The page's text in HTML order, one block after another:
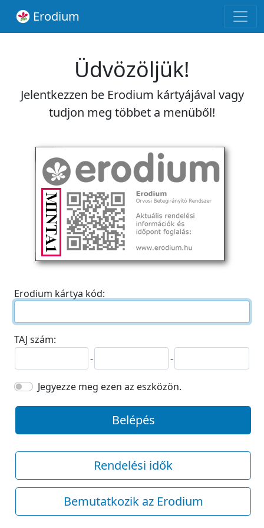
Erodium
Üdvözöljük!
Jelentkezzen be Erodium kártyájával vagy
tudjon meg többet a menüből!
Erodium kártya kód:
TAJ szám:
-
-
Jegyezze meg ezen az eszközön.
Belépés
Rendelési idők
Bemutatkozik az Erodium